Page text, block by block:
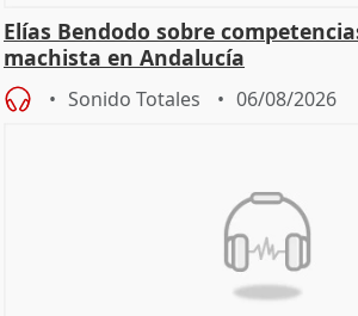
Elías Bendodo sobre
machista en Andalucía
Sonido Totales 06/08/2026